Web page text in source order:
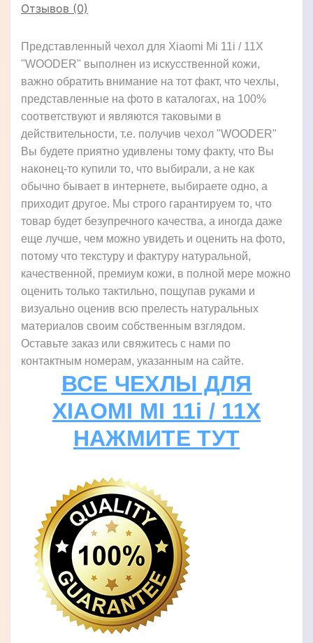
Отзывов (0)
Представленный чехол для Xiaomi Mi 11i / 11X
"WOODER" выполнен из искусственной кожи,
важно обратить внимание на тот факт, что чехлы,
представленные на фото в каталогах, на 100%
соответствуют и являются таковыми в
действительности, т.е. получив чехол "WOODER"
Вы будете приятно удивлены тому факту, что Вы
наконец-то купили то, что выбирали, а не как
обычно бывает в интернете, выбираете одно, а
приходит другое. Мы строго гарантируем то, что
товар будет безупречного качества, а иногда даже
еще лучше, чем можно увидеть и оценить на фото,
потому что текстуру и фактуру натуральной,
качественной, премиум кожи, в полной мере можно
оценить только тактильно, пощупав руками и
визуально оценив всю прелесть натуральных
материалов своим собственным взглядом.
Оставьте заказ или свяжитесь с нами по
контактным номерам, указанным на сайте.
ВСЕ ЧЕХЛЫ ДЛЯ
XIAOMI MI 11i / 11X
НАЖМИТЕ ТУТ